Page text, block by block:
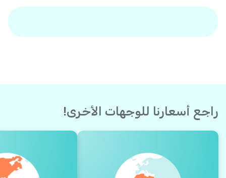
راجع أسعارنا للوجهات الأخرى!